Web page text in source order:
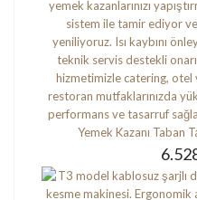
Yemek Kazanı Taban